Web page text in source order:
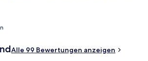
Bar/Lounge bietet ein entspanntes Ambiente
kühle Getränk. Ein Dampfbad, ein
Terrasse gehören ebenfalls zum Angebot.
den allgemeinen Zustand der Unterkunft.
Alle 99 Bewertungen anzeigen